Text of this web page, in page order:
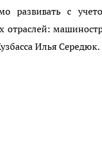
развивать с
Илья Середюк.